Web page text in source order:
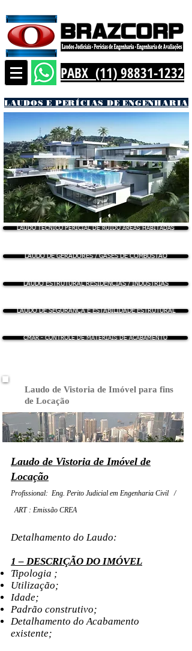
PABX (11) 98831-1232
LAUDOS E PERÍCIAS DE ENGENHARIA
LAUDO TÉCNICO PERICIAL DE RUÍDO ÁREAS HABITADAS
LAUDO DE GERADORES / GASES DE COMBUSTÃO
LAUDO ESTRUTURAL RESIDÊNCIAS / INDUSTRIAS
LAUDO DE SEGURANÇA E ESTABILIDADE ESTRUTURAL
CMAR - CONTROLE DE MATERIAIS DE ACABAMENTO
Laudo de Vistoria de Imóvel para fins
de Locação
Laudo de Vistoria de Imóvel ​de
Locação
Profissional: Eng. Perito Judicial em Engenharia Civil /
ART : Emissão CREA
Detalhamento do Laudo:
1 – DESCRIÇÃO DO IMÓVEL
Tipologia ;
Utilização;
Idade;
Padrão construtivo;
Detalhamento do Acabamento
existente;